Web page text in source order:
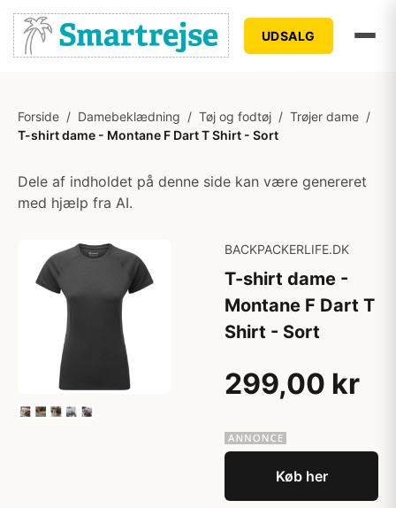
UDSALG
Forside / Damebeklædning / Tøj og fodtøj / Trøjer dame /
T-shirt dame - Montane F Dart T Shirt - Sort
Dele af indholdet på denne side kan være genereret
med hjælp fra AI.
BACKPACKERLIFE.DK
T-shirt dame -
Montane F Dart T
Shirt - Sort
299,00 kr
Køb her